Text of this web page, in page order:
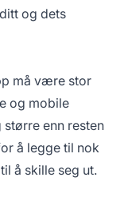
og dets
må være stor
og mobile
enn resten
å legge til nok
å skille seg ut.